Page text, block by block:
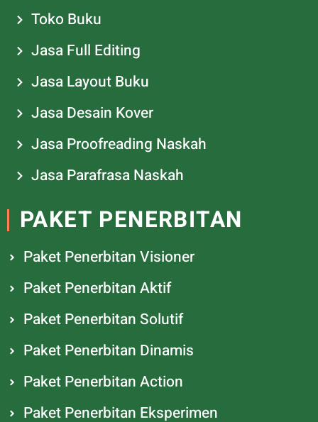
Toko Buku
Jasa Full Editing
Jasa Layout Buku
Jasa Desain Kover
Jasa Proofreading Naskah
Jasa Parafrasa Naskah
PAKET PENERBITAN
Paket Penerbitan Visioner
Paket Penerbitan Aktif
Paket Penerbitan Solutif
Paket Penerbitan Dinamis
Paket Penerbitan Action
Paket Penerbitan Eksperimen